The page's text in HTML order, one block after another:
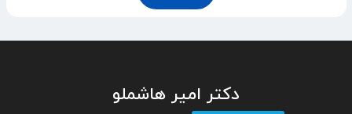
دکتر امیر هاشملو